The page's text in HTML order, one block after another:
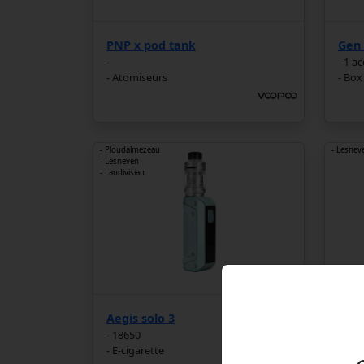
PNP x pod tank
-
- Atomiseurs
Gen
- 1
- Box
Aegis solo 3
- 18650
- E-cigarette
- Ploudalmezeau
- Lesneven
- Landivisiau
-